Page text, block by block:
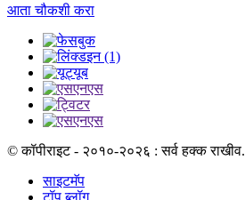
आता चौकशी करा
© कॉपीराइट - २०१०-२०२६ : सर्व हक्क राखीव.
साइटमॅप
टॉप ब्लॉग